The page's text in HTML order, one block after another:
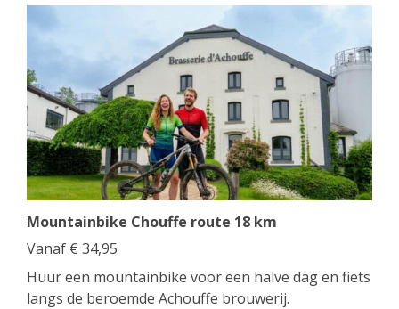
Mountainbike Chouffe route 18 km
Vanaf € 34,95
Huur een mountainbike voor een halve dag en fiets
langs de beroemde Achouffe brouwerij.